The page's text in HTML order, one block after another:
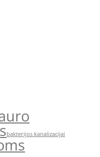
bakterijos kanalizacijai